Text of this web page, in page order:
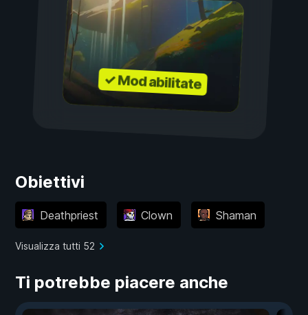
✓ Mod abilitate
Obiettivi
Deathpriest Clown Shaman
Visualizza tutti 52
Ti potrebbe piacere anche